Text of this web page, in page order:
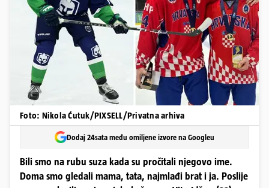
Foto: Nikola Ćutuk/PIXSELL/Privatna arhiva
Dodaj 24sata među omiljene izvore na Googleu
Bili smo na rubu suza kada su pročitali njegovo ime.
Doma smo gledali mama, tata, najmlađi brat i ja. Poslije